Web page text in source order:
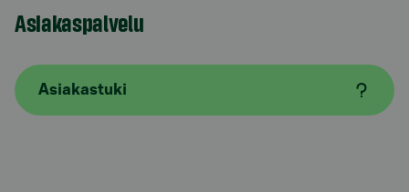
Asiakaspalvelu
Asiakastuki